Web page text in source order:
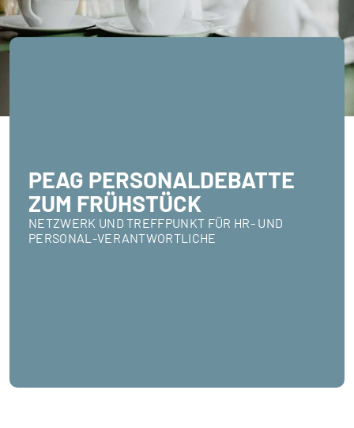
PEAG PERSONALDEBATTE
ZUM FRÜHSTÜCK
NETZWERK UND TREFFPUNKT FÜR HR- UND
PERSONAL-VERANTWORTLICHE